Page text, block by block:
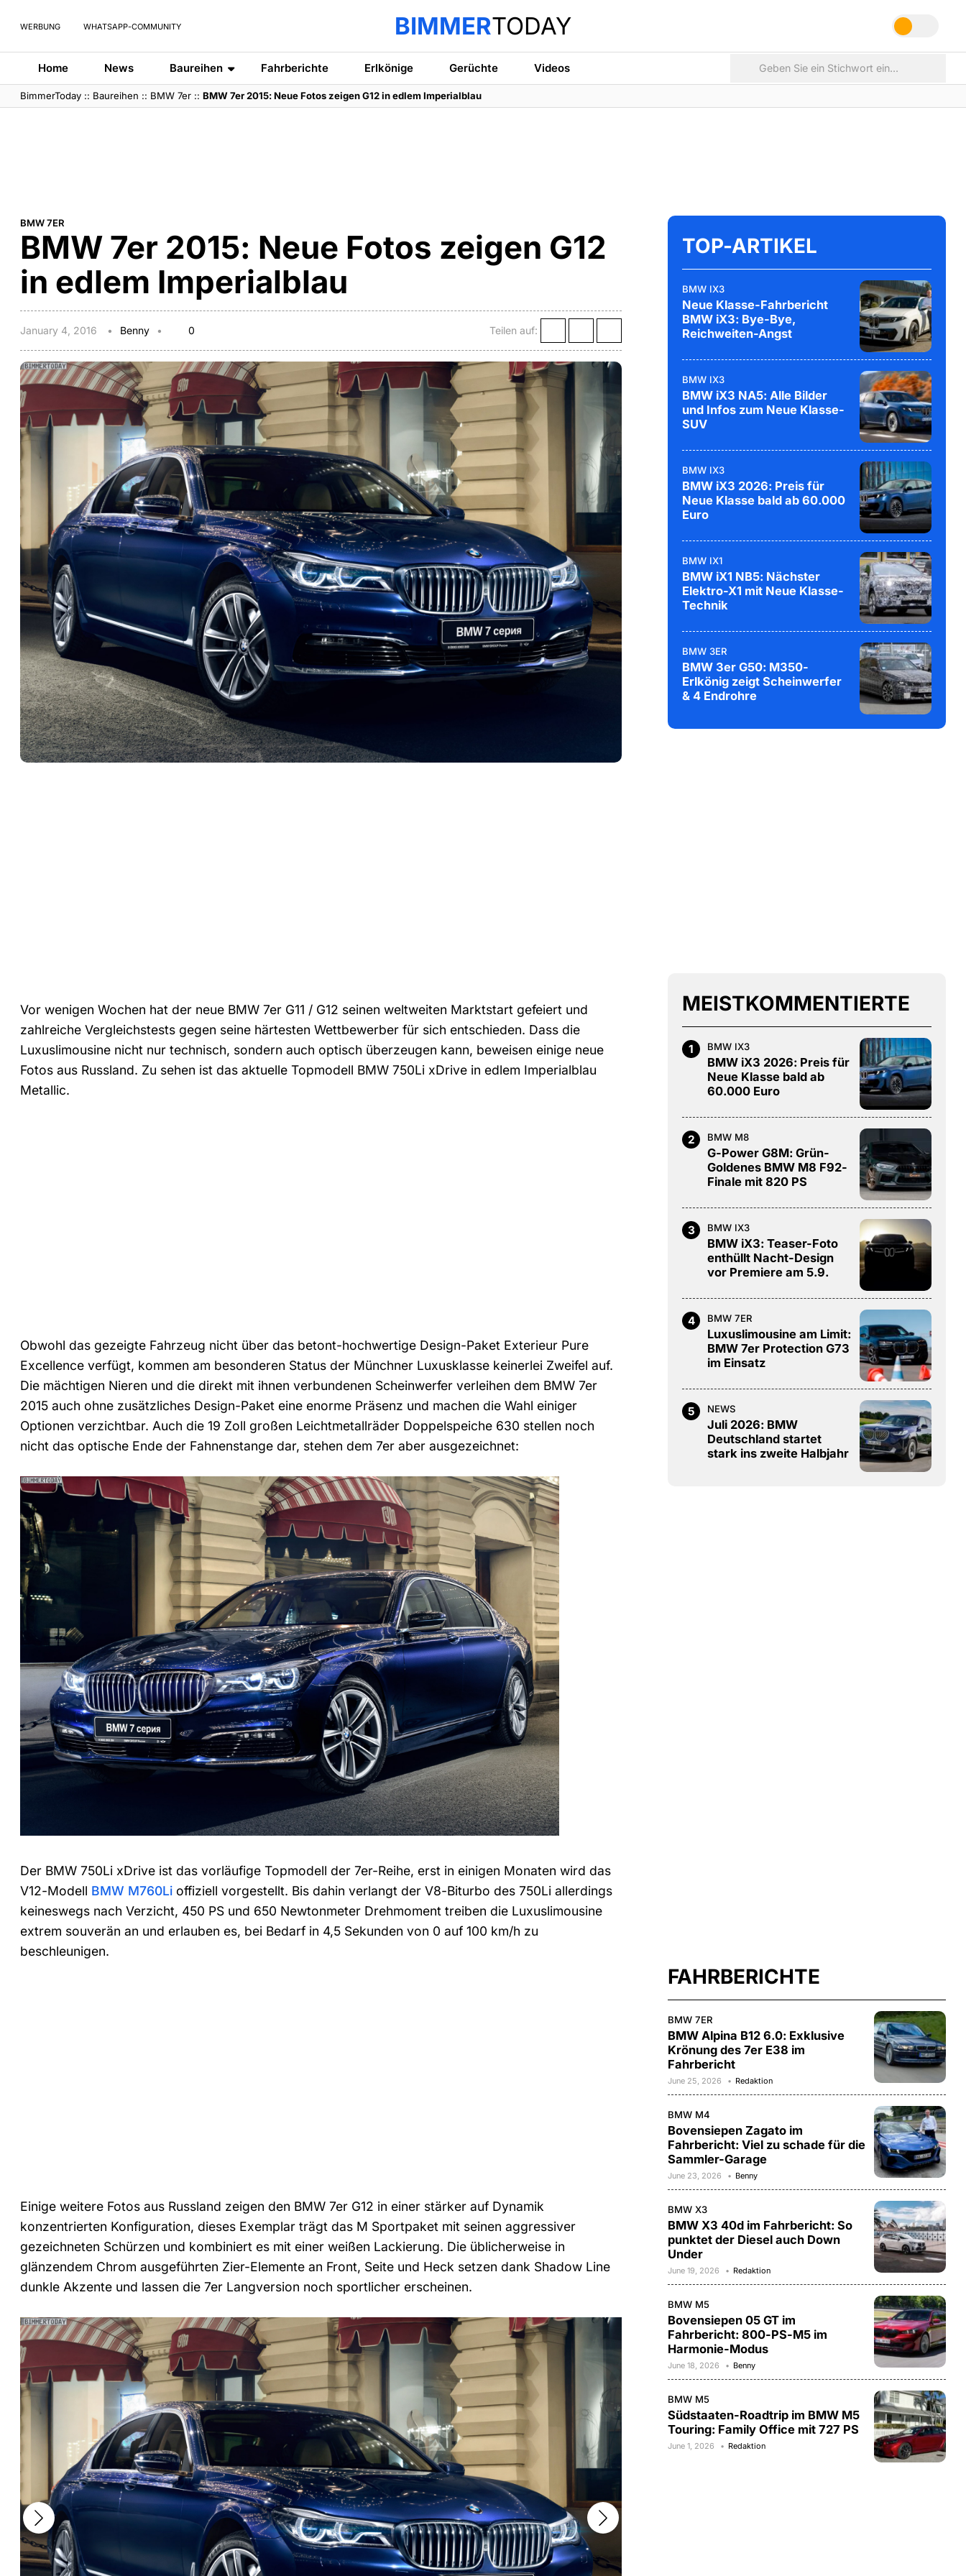
WERBUNG WHATSAPP-COMMUNITY BIMMERTODAY
Home News Baureihen Fahrberichte Erlkönige Gerüchte Videos
BimmerToday :: Baureihen :: BMW 7er ::BMW 7er 2015: Neue Fotos zeigen G12 in edlem Imperialblau
BMW 7ER
BMW 7er 2015: Neue Fotos zeigen G12
in edlem Imperialblau
January 4, 2016 Benny 0 Teilen auf:
Vor wenigen Wochen hat der neue BMW 7er G11 / G12 seinen weltweiten Marktstart gefeiert und
zahlreiche Vergleichstests gegen seine härtesten Wettbewerber für sich entschieden. Dass die
Luxuslimousine nicht nur technisch, sondern auch optisch überzeugen kann, beweisen einige neue
Fotos aus Russland. Zu sehen ist das aktuelle Topmodell BMW 750Li xDrive in edlem Imperialblau
Metallic.
Obwohl das gezeigte Fahrzeug nicht über das betont-hochwertige Design-Paket Exterieur Pure
Excellence verfügt, kommen am besonderen Status der Münchner Luxusklasse keinerlei Zweifel auf.
Die mächtigen Nieren und die direkt mit ihnen verbundenen Scheinwerfer verleihen dem BMW 7er
2015 auch ohne zusätzliches Design-Paket eine enorme Präsenz und machen die Wahl einiger
Optionen verzichtbar. Auch die 19 Zoll großen Leichtmetallräder Doppelspeiche 630 stellen noch
nicht das optische Ende der Fahnenstange dar, stehen dem 7er aber ausgezeichnet:
Der BMW 750Li xDrive ist das vorläufige Topmodell der 7er-Reihe, erst in einigen Monaten wird das
V12-Modell BMW M760Li offiziell vorgestellt. Bis dahin verlangt der V8-Biturbo des 750Li allerdings
keineswegs nach Verzicht, 450 PS und 650 Newtonmeter Drehmoment treiben die Luxuslimousine
extrem souverän an und erlauben es, bei Bedarf in 4,5 Sekunden von 0 auf 100 km/h zu
beschleunigen.
Einige weitere Fotos aus Russland zeigen den BMW 7er G12 in einer stärker auf Dynamik
konzentrierten Konfiguration, dieses Exemplar trägt das M Sportpaket mit seinen aggressiver
gezeichneten Schürzen und kombiniert es mit einer weißen Lackierung. Die üblicherweise in
glänzendem Chrom ausgeführten Zier-Elemente an Front, Seite und Heck setzen dank Shadow Line
dunkle Akzente und lassen die 7er Langversion noch sportlicher erscheinen.
TOP-ARTIKEL
BMW IX3
Neue Klasse-Fahrbericht
BMW iX3: Bye-Bye,
Reichweiten-Angst
BMW IX3
BMW iX3 NA5: Alle Bilder
und Infos zum Neue Klasse-
SUV
BMW IX3
BMW iX3 2026: Preis für
Neue Klasse bald ab 60.000
Euro
BMW IX1
BMW iX1 NB5: Nächster
Elektro-X1 mit Neue Klasse-
Technik
BMW 3ER
BMW 3er G50: M350-
Erlkönig zeigt Scheinwerfer
& 4 Endrohre
MEISTKOMMENTIERTE
1 BMW IX3
BMW iX3 2026: Preis für
Neue Klasse bald ab
60.000 Euro
2 BMW M8
G-Power G8M: Grün-
Goldenes BMW M8 F92-
Finale mit 820 PS
3 BMW IX3
BMW iX3: Teaser-Foto
enthüllt Nacht-Design
vor Premiere am 5.9.
4 BMW 7ER
Luxuslimousine am Limit:
BMW 7er Protection G73
im Einsatz
5 NEWS
Juli 2026: BMW
Deutschland startet
stark ins zweite Halbjahr
FAHRBERICHTE
BMW 7ER
BMW Alpina B12 6.0: Exklusive
Krönung des 7er E38 im
Fahrbericht
June 25, 2026 Redaktion
BMW M4
Bovensiepen Zagato im
Fahrbericht: Viel zu schade für die
Sammler-Garage
June 23, 2026 Benny
BMW X3
BMW X3 40d im Fahrbericht: So
punktet der Diesel auch Down
Under
June 19, 2026 Redaktion
BMW M5
Bovensiepen 05 GT im
Fahrbericht: 800-PS-M5 im
Harmonie-Modus
June 18, 2026 Benny
BMW M5
Südstaaten-Roadtrip im BMW M5
Touring: Family Office mit 727 PS
June 1, 2026 Redaktion